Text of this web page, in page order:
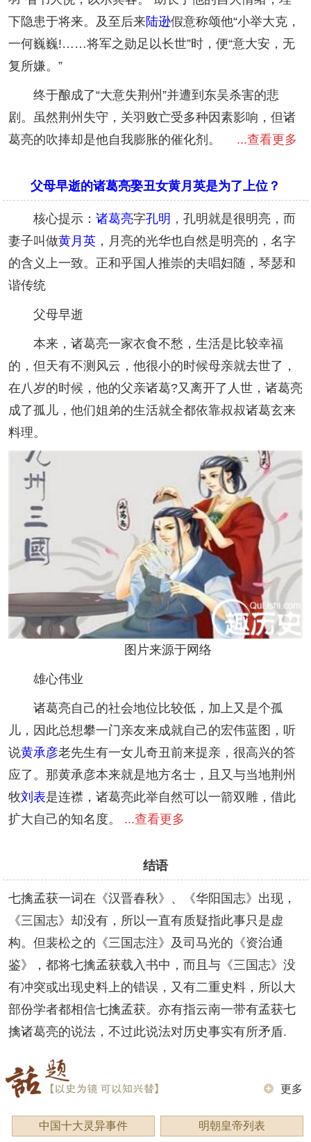
下隐患于将来。及至后来陆逊假意称颂他“小举大克，
一何巍巍!……将军之勋足以长世”时，便“意大安，无
复所嫌。”
终于酿成了“大意失荆州”并遭到东吴杀害的悲
剧。虽然荆州失守，关羽败亡受多种因素影响，但诸
葛亮的吹捧却是他自我膨胀的催化剂。 ...查看更多
父母早逝的诸葛亮娶丑女黄月英是为了上位？
核心提示： 诸葛亮字孔明 ，孔明就是很明亮，而
妻子叫做黄月英 ，月亮的光华也自然是明亮的，名字
的含义上一致。正和乎国人推崇的夫唱妇随，琴瑟和
谐传统
父母早逝
本来，诸葛亮一家衣食不愁，生活是比较幸福
的，但天有不测风云，他很小的时候母亲就去世了，
在八岁的时候，他的父亲诸葛?又离开了人世，诸葛亮
成了孤儿，他们姐弟的生活就全都依靠叔叔诸葛玄来
料理。
图片来源于网络
雄心伟业
诸葛亮自己的社会地位比较低，加上又是个孤
儿，因此总想攀一门亲友来成就自己的宏伟蓝图，听
说黄承彦老先生有一女儿奇丑前来提亲，很高兴的答
应了。那黄承彦本来就是地方名士，且又与当地荆州
牧刘表是连襟，诸葛亮此举自然可以一箭双雕，借此
扩大自己的知名度。 ...查看更多
结语
七擒孟获一词在《汉晋春秋》、《华阳国志》出现，
《三国志》却没有，所以一直有质疑指此事只是虚
构。但裴松之的《三国志注》及司马光的《资治通
鉴》，都将七擒孟获载入书中，而且与《三国志》没
有冲突或出现史料上的错误，又有二重史料，所以大
部份学者都相信七擒孟获。亦有指云南一带有孟获七
擒诸葛亮的说法，不过此说法对历史事实有所矛盾.
更多
中国十大灵异事件 明朝皇帝列表